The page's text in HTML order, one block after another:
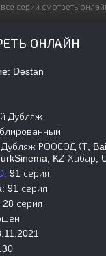
серии смотреть
ОНЛАЙН
Destan
Дубляж
Дубляж РООСОДКТ,
KZ Хабар,
91 серия
91 серия
28 серия